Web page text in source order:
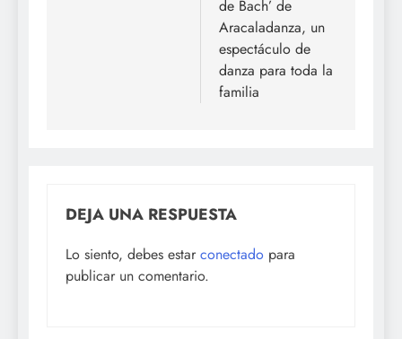
de Bach’ de
Aracaladanza, un
espectáculo de
danza para toda la
familia
DEJA UNA RESPUESTA
Lo siento, debes estar conectado para
publicar un comentario.